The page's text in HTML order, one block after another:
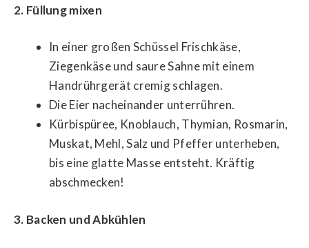
2. Füllung mixen
In einer großen Schüssel Frischkäse,
Ziegenkäse und saure Sahne mit einem
Handrührgerät cremig schlagen.
Die Eier nacheinander unterrühren.
Kürbispüree, Knoblauch, Thymian, Rosmarin,
Muskat, Mehl, Salz und Pfeffer unterheben,
bis eine glatte Masse entsteht. Kräftig
abschmecken!
3. Backen und Abkühlen